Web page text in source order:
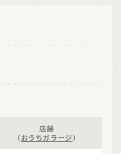
店舗
（おうちガラージ）